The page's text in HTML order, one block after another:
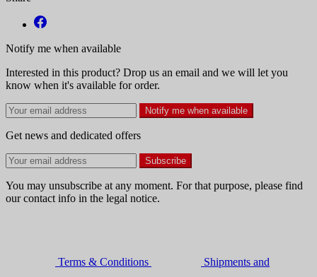
Notify me when available
Interested in this product? Drop us an email and we will let you
know when it's available for order.
Notify me when available
Get news and dedicated offers
You may unsubscribe at any moment. For that purpose, please find
our contact info in the legal notice.
Terms & Conditions Shipments and